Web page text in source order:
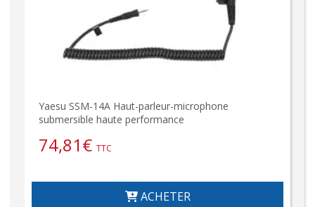
Yaesu SSM-14A Haut-parleur-microphone
submersible haute performance
74,81€ TTC
ACHETER